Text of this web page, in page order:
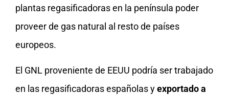
plantas regasificadoras en la península poder
proveer de gas natural al resto de países
europeos.
El GNL proveniente de EEUU podría ser trabajado
en las regasificadoras españolas yexportado a